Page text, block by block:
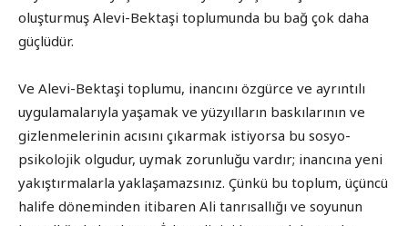
oluşturmuş Alevi-Bektaşi toplumunda bu bağ çok daha
güçlüdür.
Ve Alevi-Bektaşi toplumu, inancını özgürce ve ayrıntılı
uygulamalarıyla yaşamak ve yüzyılların baskılarının ve
gizlenmelerinin acısını çıkarmak istiyorsa bu sosyo-
psikolojik olgudur, uymak zorunluğu vardır; inancına yeni
yakıştırmalarla yaklaşamazsınız. Çünkü bu toplum, üçüncü
halife döneminden itibaren Ali tanrısallığı ve soyunun